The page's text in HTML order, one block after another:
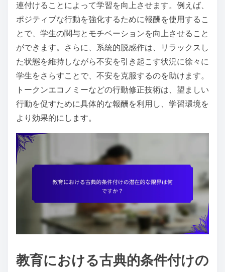
連付けることによって学習を向上させます。例えば、
ポジティブな行動を強化するために報酬を使用するこ
とで、学生の関与とモチベーションを向上させること
ができます。さらに、系統的脱感作は、リラックスし
た状態を維持しながら不安を引き起こす状況に徐々に
学生をさらすことで、不安を克服するのを助けます。
トークンエコノミーなどの行動修正技術は、望ましい
行動を促すために具体的な報酬を利用し、学習環境を
より効果的にします。
教育における古典的条件付けの